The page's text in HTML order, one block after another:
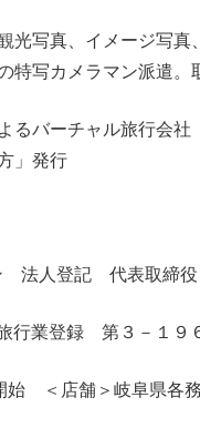
写真、イメージ写真
写カメラマン派遣。
るバーチャル旅行会
」発行
法人登記 代表取締
行業登録 第３－１９
＜店舗＞岐阜県各務